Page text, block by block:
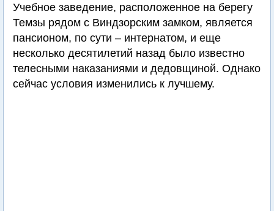
Учебное заведение, расположенное на берегу
Темзы рядом с Виндзорским замком, является
пансионом, по сути – интернатом, и еще
несколько десятилетий назад было известно
телесными наказаниями и дедовщиной. Однако
сейчас условия изменились к лучшему.